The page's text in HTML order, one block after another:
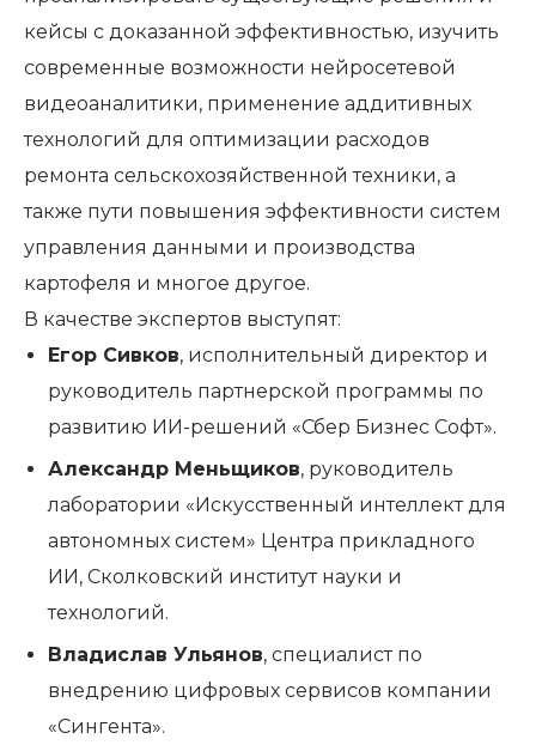
кейсы с доказанной эффективностью, изучить
современные возможности нейросетевой
видеоаналитики, применение аддитивных
технологий для оптимизации расходов
ремонта сельскохозяйственной техники, а
также пути повышения эффективности систем
управления данными и производства
картофеля и многое другое.
В качестве экспертов выступят:
Егор Сивков, исполнительный директор и
руководитель партнерской программы по
развитию ИИ-решений «Сбер Бизнес Софт».
Александр Меньщиков, руководитель
лаборатории «Искусственный интеллект для
автономных систем» Центра прикладного
ИИ, Сколковский институт науки и
технологий.
Владислав Ульянов, специалист по
внедрению цифровых сервисов компании
«Сингента».